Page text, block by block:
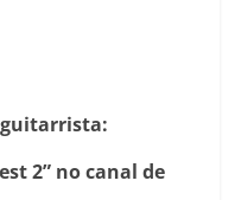
2” no canal de